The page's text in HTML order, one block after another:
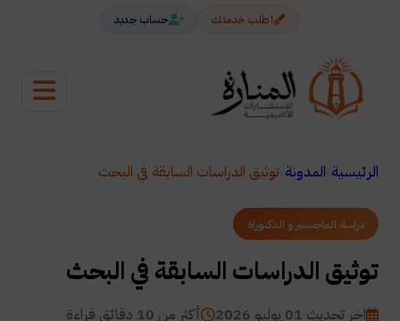
اطلب خدمتك حساب جديد
الرئيسية المدونة توثيق الدراسات السابقة في البحث
دراسة الماجستير و الدكتوراة
توثيق الدراسات السابقة في البحث
اخر تحديث 01 يوليو 2026 أكثر من 10 دقائق قراءة